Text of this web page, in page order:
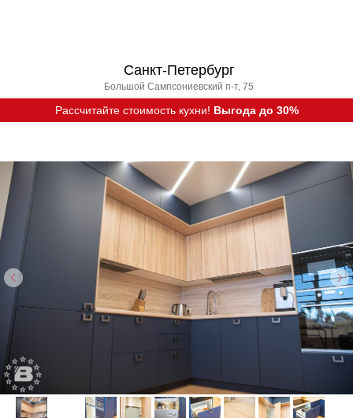
Санкт-Петербург
Большой Сампсониевский п-т, 75
Рассчитайте стоимость кухни! Выгода до 30%